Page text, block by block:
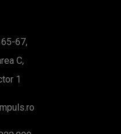
67,
C,
1